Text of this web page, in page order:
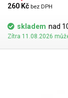
kuliček o daném
260 Kč bez DPH
skladem nad
Zítra 11.08.2026